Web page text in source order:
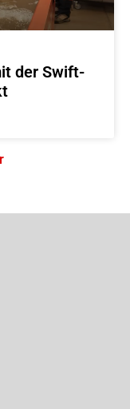
der Swift-